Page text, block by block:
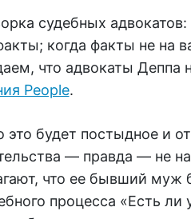
судебных
когда факты не на
что адвокаты Деппа
People.
будет постыдное и
— правда — не
что ее бывший муж
процесса «Есть